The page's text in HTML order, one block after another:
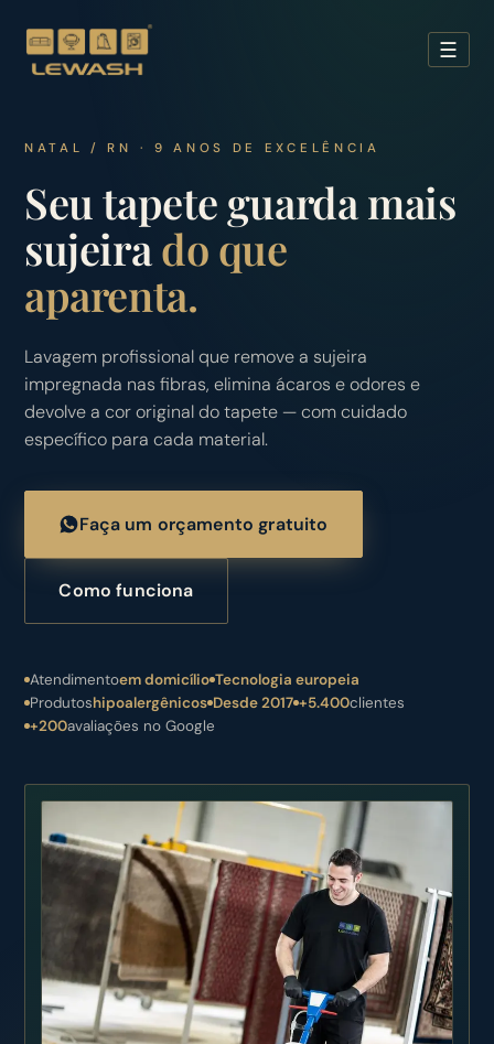
☰
NATAL / RN · 9 ANOS DE EXCELÊNCIA
Seu tapete guarda mais
sujeirado que
aparenta.
Lavagem profissional que remove a sujeira
impregnada nas fibras, elimina ácaros e odores e
devolve a cor original do tapete — com cuidado
específico para cada material.
Faça um orçamento gratuito
Como funciona
Atendimentoem domicílio Tecnologia europeia
Produtoshipoalergênicos Desde 2017 +5.400clientes
+200avaliações no Google